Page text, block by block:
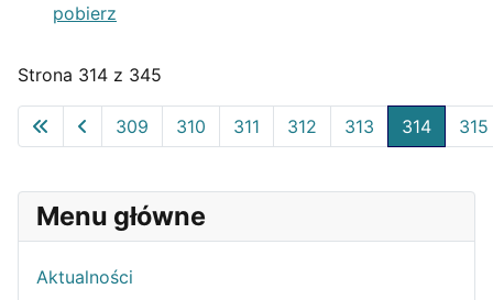
Menu główne
Aktualności
pobierz
Strona 314 z 345
309 310 311 312 313 314 315